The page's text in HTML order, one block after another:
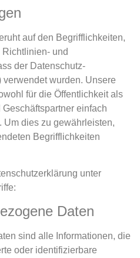
auf den Begrifflichkeiten,
und
der Datenschutz-
wurden. Unsere
für die Öffentlichkeit als
einfach
Um dies zu gewährleisten,
Begrifflichkeiten
unter
Daten
sind alle Informationen, die
oder identifizierbare